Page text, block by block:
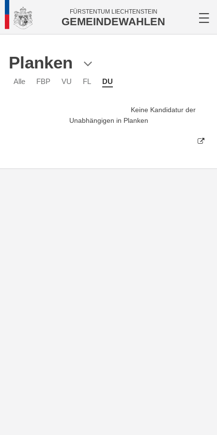
FÜRSTENTUM LIECHTENSTEIN
GEMEINDEWAHLEN
Planken
Alle FBP VU FL DU
Keine Kandidatur der
Unabhängigen in Planken